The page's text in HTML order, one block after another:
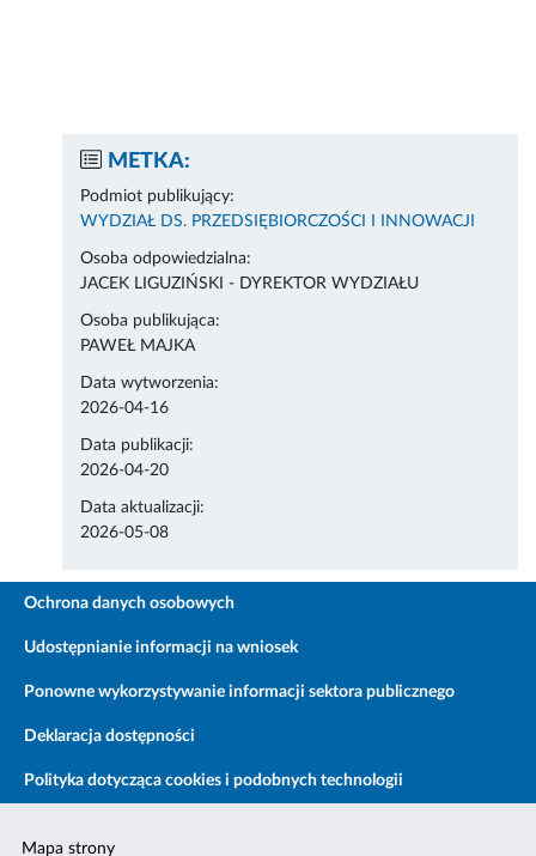
METKA:
Podmiot publikujący:
WYDZIAŁ DS. PRZEDSIĘBIORCZOŚCI I INNOWACJI
Osoba odpowiedzialna:
JACEK LIGUZIŃSKI - DYREKTOR WYDZIAŁU
Osoba publikująca:
PAWEŁ MAJKA
Data wytworzenia:
2026-04-16
Data publikacji:
2026-04-20
Data aktualizacji:
2026-05-08
Ochrona danych osobowych
Udostępnianie informacji na wniosek
Ponowne wykorzystywanie informacji sektora publicznego
Deklaracja dostępności
Polityka dotycząca cookies i podobnych technologii
Mapa strony